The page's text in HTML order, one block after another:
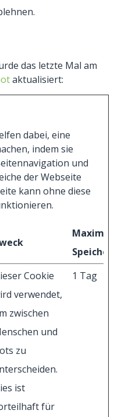
das letzte Mal am
aktualisiert:
dabei, eine
indem sie
und
der Webseite
kann ohne diese
Maximale
Cookie
verwendet,
zwischen
und
zu
ist
für
1 Tag